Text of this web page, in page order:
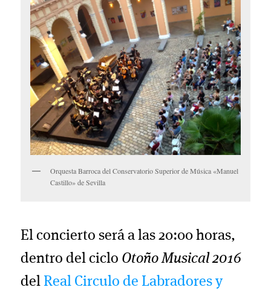
Orquesta Barroca del Conservatorio Superior de Música «Manuel
Castillo» de Sevilla
El concierto será a las 20:00 horas,
dentro del ciclo Otoño Musical 2016
delReal Circulo de Labradores y